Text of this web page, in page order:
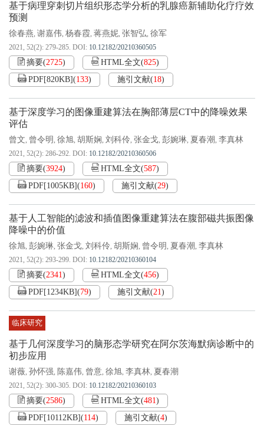
基于病理穿刺切片组织形态学分析的乳腺癌新辅助化疗疗效
预测
徐春燕, 谢嘉伟, 杨春霞, 蒋燕妮, 张智弘, 徐军
2021, 52(2): 279-285. DOI: 10.12182/20210360505
摘要(2725) HTML全文(825)
PDF[820KB](133) 施引文献(18)
基于深度学习的图像重建算法在胸部薄层CT中的降噪效果
评估
曾文, 曾令明, 徐旭, 胡斯娴, 刘科伶, 张金戈, 彭婉琳, 夏春潮, 李真林
2021, 52(2): 286-292. DOI: 10.12182/20210360506
摘要(3924) HTML全文(587)
PDF[1005KB](160) 施引文献(29)
基于人工智能的滤波和插值图像重建算法在腹部磁共振图像
降噪中的价值
徐旭, 彭婉琳, 张金戈, 刘科伶, 胡斯娴, 曾令明, 夏春潮, 李真林
2021, 52(2): 293-299. DOI: 10.12182/20210360104
摘要(2341) HTML全文(456)
PDF[1234KB](79) 施引文献(21)
临床研究
基于几何深度学习的脑形态学研究在阿尔茨海默病诊断中的
初步应用
谢薇, 孙怀强, 陈嘉伟, 曾意, 徐旭, 李真林, 夏春潮
2021, 52(2): 300-305. DOI: 10.12182/20210360103
摘要(2586) HTML全文(481)
PDF[10112KB](114) 施引文献(4)